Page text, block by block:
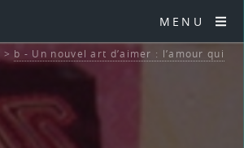
MENU
> b - Un nouvel art d’aimer : l’amour qui